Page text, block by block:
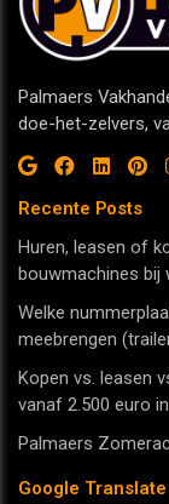
Palmaers
doe-het-zelvers,
Recente Posts
Huren, leasen of
bouwmachines bij
Welke
meebrengen
Kopen vs. leasen
vanaf 2.500 euro
Palmaers
Google Translate